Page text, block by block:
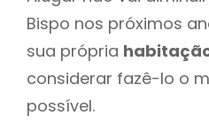
Bispo nos próximos
sua própria
considerar fazê-lo o
possível.